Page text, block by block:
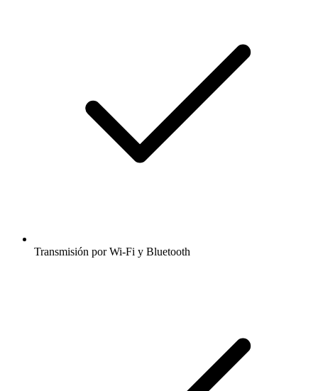
Transmisión por Wi-Fi y Bluetooth